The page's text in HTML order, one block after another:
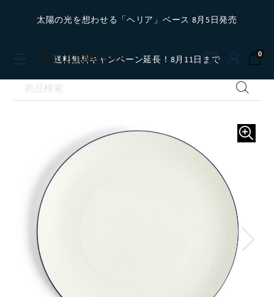
太陽の光を想わせる「ヘリア」ベース 8月5日発売
送料無料キャンペーン延長！8月11日まで 0